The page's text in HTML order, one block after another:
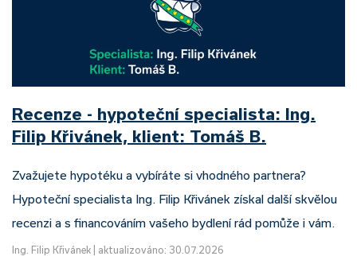
Recenze - hypoteční specialista: Ing.
Filip Křivánek, klient: Tomáš B.
Zvažujete hypotéku a vybíráte si vhodného partnera?
Hypoteční specialista Ing. Filip Křivánek získal další skvělou
recenzi a s financováním vašeho bydlení rád pomůže i vám.
Ing. Filip Křivánek
aktualizováno: 30.07.2026